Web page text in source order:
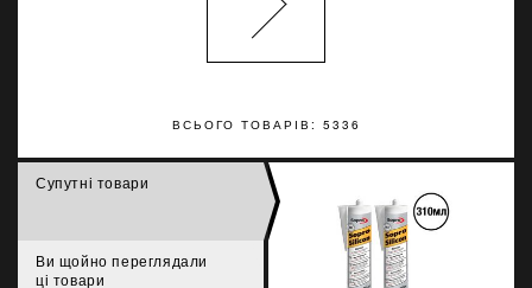
ВСЬОГО ТОВАРІВ: 5336
Супутні товари
Ви щойно переглядали
ці товари